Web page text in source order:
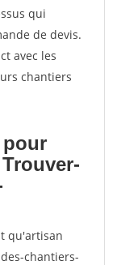
qui
de devis.
avec les
chantiers
pour
qu'artisan
chantiers-